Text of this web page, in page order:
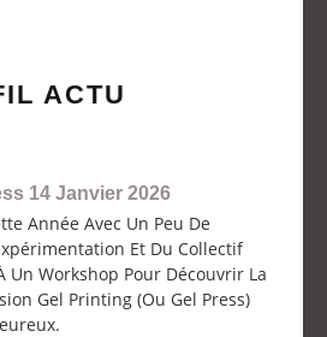
ACTU
14 Janvier 2026
Année Avec Un Peu De
Et Du Collectif
Un Workshop Pour Découvrir La
Gel Printing (ou Gel Press)